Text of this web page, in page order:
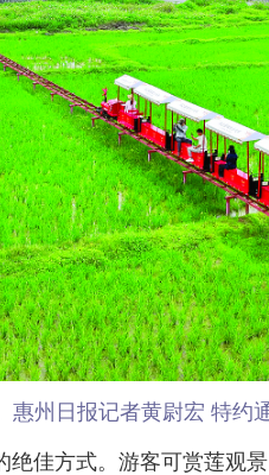
惠州日报记者黄尉宏 特约
方式。游客可赏莲观